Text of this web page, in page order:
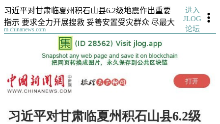
习近平对甘肃临夏州积石山县6.2级地震作出重要
指示 要求全力开展搜救 妥善安置受灾群众 尽最大
努力保障人民群众生命财产安全
m.chinanews.com
进入
JLOG
论坛